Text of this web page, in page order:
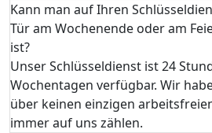
Kann man auf Ihren
Tür am Wochenende oder am
ist?
Unser Schlüsseldienst ist 24
Wochentagen verfügbar. Wir
über keinen einzigen
immer auf uns zählen.